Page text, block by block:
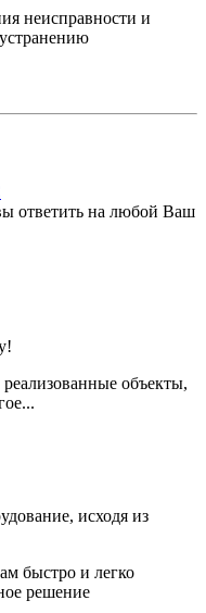
неисправности и
ответить на любой Ваш
объекты,
исходя из
быстро и легко
решение